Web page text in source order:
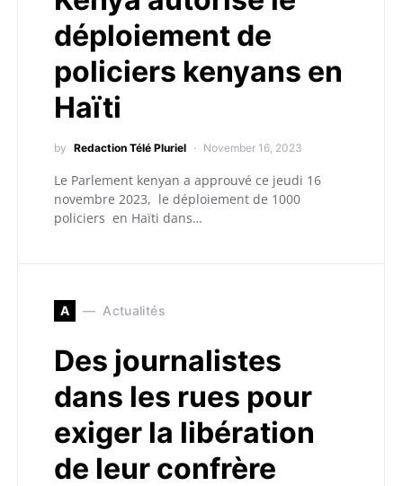
déploiement de
policiers kenyans en
Haïti
by Redaction Télé Pluriel November 16, 2023
Le Parlement kenyan a approuvé ce jeudi 16
novembre 2023, le déploiement de 1000
policiers en Haïti dans…
A Actualités
Des journalistes
dans les rues pour
exiger la libération
de leur confrère